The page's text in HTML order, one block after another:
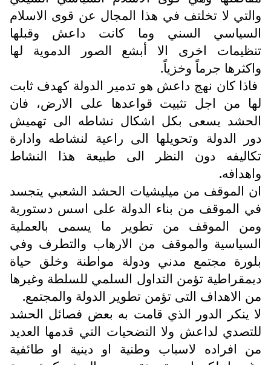
والتي لا تخلتف في هذا المجال عن قوى الاسلام
السياسي السني وما كانت داعش وقبلها
تنظيمات اخرى الا أبشع الصور الدموية لها
واكثرها جرماً وخزياً.
فاذا كان نهج داعش هو تدمير الدولة كهدف ثابت
لها من اجل تثبيت قواعدها على الارض، فان
الحشد يسعى بكل اشكال نشاطه الى تهميش
دور الدولة وتحويلها الى راعية لنشاطه وادارة
تكاليفه دون النظر الى طبيعة هذا النشاط
واهدافه.
ان الموقف من ميليشيات الحشد الشعبي يتجسد
في الموقف من بناء الدولة على اسس دستورية
ومن الموقف من تطوير ما يسمى بالعملية
السياسية والموقف من الارهاب والتطرف وفي
بلورة مجتمع مدني ودولة مواطنة وخلق حياة
ديمقراطية تؤمن التداول السلمي للسلطة وغيرها
من الاهداف التى تؤمن تطوير الدولة والمجتمع.
لا ينكر الدور الذي قامت به بعض فصائل الحشد
للتصدي لداعش ولا التضحيات التي قدمها العديد
من افراده لاسباب وطنية او دينية او طائفية